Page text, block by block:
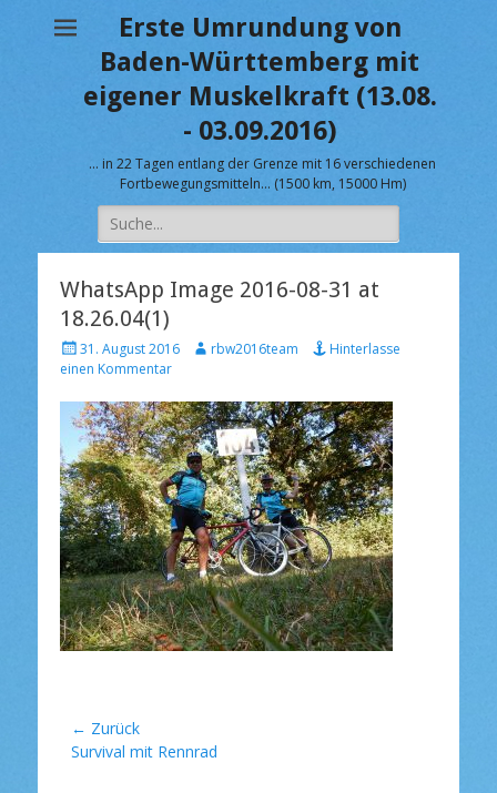
Erste Umrundung von
Baden-Württemberg mit
eigener Muskelkraft (13.08.
- 03.09.2016)
… in 22 Tagen entlang der Grenze mit 16 verschiedenen
Fortbewegungsmitteln… (1500 km, 15000 Hm)
Suche
nach:
WhatsApp Image 2016-08-31 at
18.26.04(1)
V
e
ö
f
e
n
t
l
i
c
h
t
a
m
31. August 2016
A
o
r
rbw2016team
Hinterlasse
einen Kommentar
Beitragsnavigation
← Zurück
Vorheriger
Survival mit Rennrad